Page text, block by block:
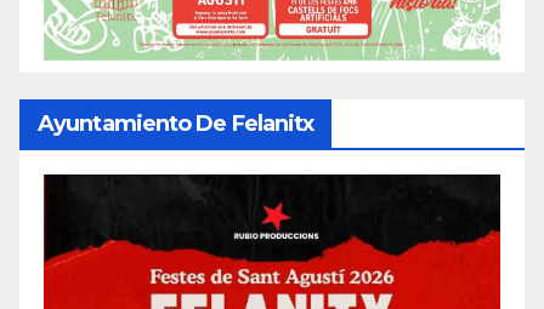
Ayuntamiento De Felanitx